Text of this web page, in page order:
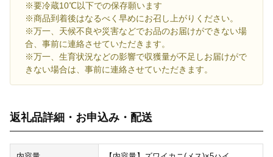
※要冷蔵10℃以下での保存願います
※商品到着後はなるべく早めにお召し上がりください。
※万一、天候不良や災害などでお品のお届けができない場
合、事前に連絡させていただきます。
※万一、生育状況などの影響で収獲量が不足しお届けがで
きない場合は、事前に連絡させていただきます。
返礼品詳細・お申込み・配送